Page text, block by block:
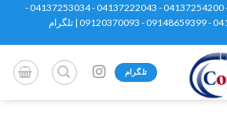
واحد فروش: 04136586892 - 04137254200 - 04137222043 - 04137253034 -
04137253033 - 04137252392 - 09148659399 - 09120370093 | تلگرام
تلگرام